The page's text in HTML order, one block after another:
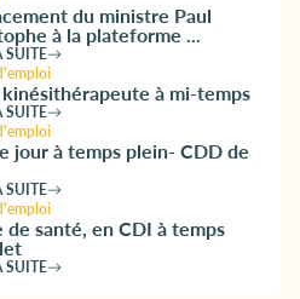
du ministre Paul
à la plateforme ...
SUITE
kinésithérapeute à mi-temps
SUITE
jour à temps plein- CDD de
SUITE
de santé, en CDI à temps
SUITE